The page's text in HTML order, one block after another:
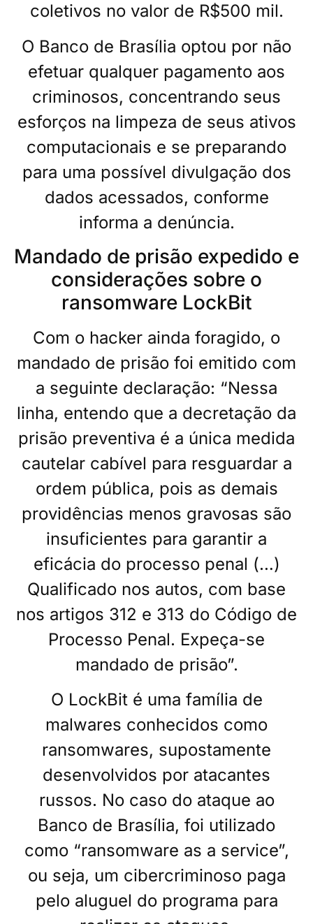
coletivos no valor de R$500 mil.
O Banco de Brasília optou por não
efetuar qualquer pagamento aos
criminosos, concentrando seus
esforços na limpeza de seus ativos
computacionais e se preparando
para uma possível divulgação dos
dados acessados, conforme
informa a denúncia.
Mandado de prisão expedido e
considerações sobre o
ransomware LockBit
Com o hacker ainda foragido, o
mandado de prisão foi emitido com
a seguinte declaração: “Nessa
linha, entendo que a decretação da
prisão preventiva é a única medida
cautelar cabível para resguardar a
ordem pública, pois as demais
providências menos gravosas são
insuficientes para garantir a
eficácia do processo penal (…)
Qualificado nos autos, com base
nos artigos 312 e 313 do Código de
Processo Penal. Expeça-se
mandado de prisão”.
O LockBit é uma família de
malwares conhecidos como
ransomwares, supostamente
desenvolvidos por atacantes
russos. No caso do ataque ao
Banco de Brasília, foi utilizado
como “ransomware as a service”,
ou seja, um cibercriminoso paga
pelo aluguel do programa para